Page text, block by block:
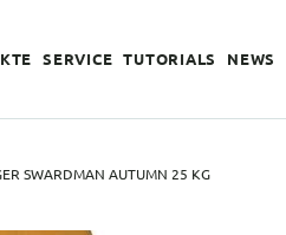
SERVICE TUTORIALS NEWS
SWARDMAN AUTUMN 25 KG